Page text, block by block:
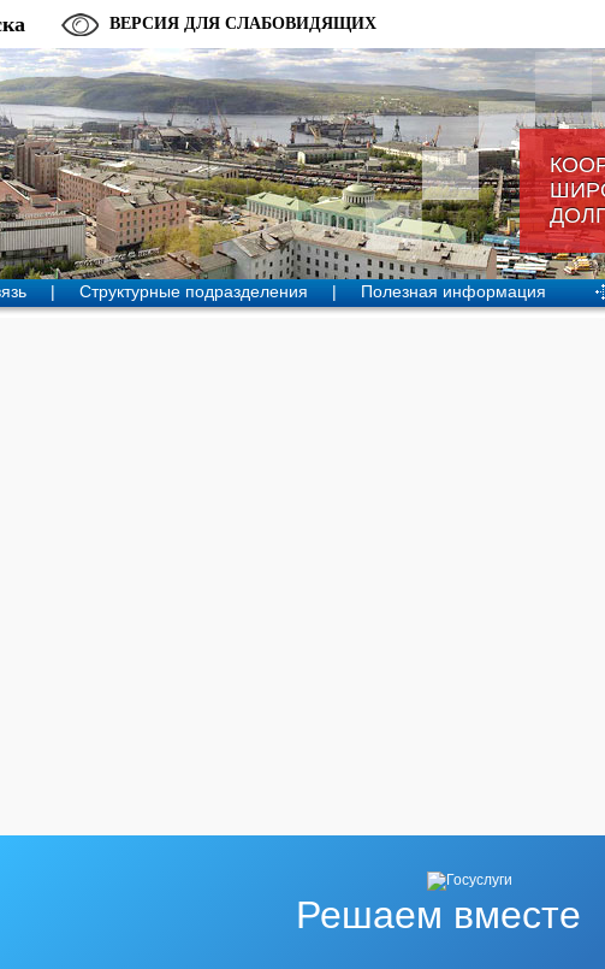
ВЕРСИЯ ДЛЯ СЛАБОВИДЯЩИХ
| Структурные подразделения | Полезная информация
Решаем вместе